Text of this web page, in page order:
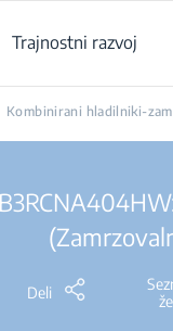
Trajnostni razvoj
Kombinirani hladilniki-
Deli